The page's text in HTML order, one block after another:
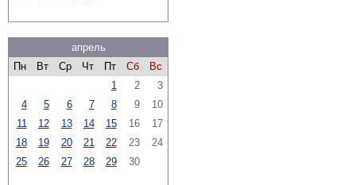
апрель
Пн
Вт Ср Чт Пт Сб
Вс
1
2
3
4
5 6 7 8 9
10
11
12 13 14 15 16
17
18
19 20 21 22 23
24
25
26 27 28 29 30